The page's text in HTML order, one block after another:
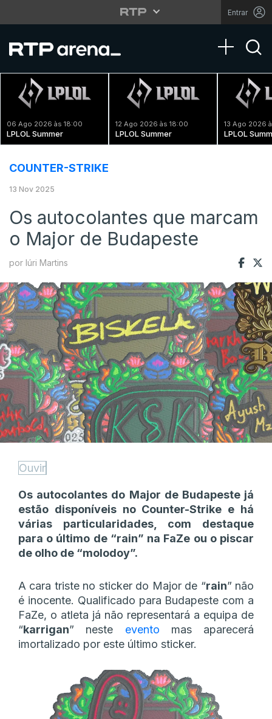
Entrar
Toggle
06 Ago 2026 às 18:00
LPLOL Summer
12 Ago 2026 às 18:00
LPLOL Summer
13 Ago 2026
LPLOL
COUNTER-STRIKE
13 Nov 2025
Os autocolantes que marcam
o Major de Budapeste
por Iúri Martins
Ouvir
Os autocolantes do Major de Budapeste já
estão disponíveis no Counter-Strike e há
várias particularidades, com destaque
para o último de “rain” na FaZe ou o piscar
de olho de “molodoy”.
A cara triste no sticker do Major de “rain” não
é inocente. Qualificado para Budapeste com a
FaZe, o atleta já não representará a equipa de
“karrigan” neste evento mas aparecerá
imortalizado por este último sticker.